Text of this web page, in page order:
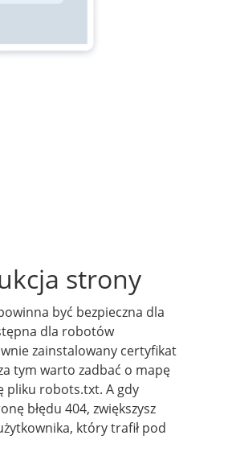
strony
być bezpieczna dla
dla robotów
zainstalowany certyfikat
tym warto zadbać o mapę
pliku robots.txt. A gdy
błędu 404, zwiększysz
który trafił pod